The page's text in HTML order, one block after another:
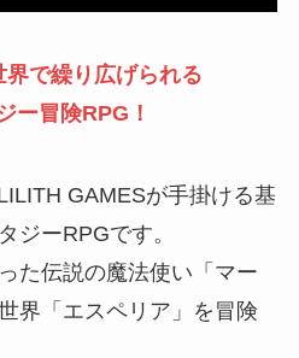
で繰り広げられる
ー冒険RPG！
GAMESが手掛ける基
ジーRPGです。
た伝説の魔法使い「マー
界「エスペリア」を冒険